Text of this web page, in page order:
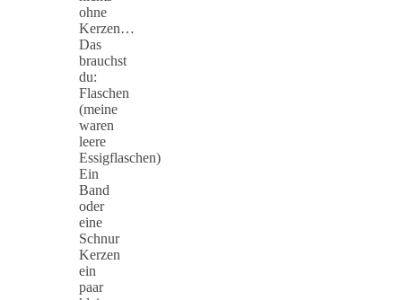
ohne
Kerzen…
Das
brauchst
du:
Flaschen
(meine
waren
leere
Essigflaschen)
Ein
Band
oder
eine
Schnur
Kerzen
ein
paar